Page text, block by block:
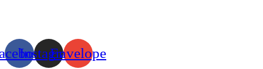
InstagramEnvelope